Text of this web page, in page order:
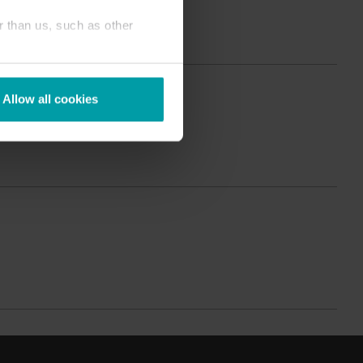
than us, such as other
Allow all cookies
all unseren innovativen Lösungen im